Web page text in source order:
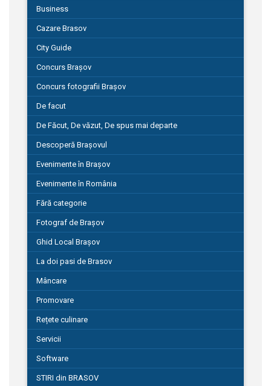
Business
Cazare Brasov
City Guide
Concurs Brașov
Concurs fotografii Brașov
De facut
De Făcut, De văzut, De spus mai departe
Descoperă Brașovul
Evenimente în Brașov
Evenimente în România
Fără categorie
Fotograf de Brașov
Ghid Local Brașov
La doi pasi de Brasov
Mâncare
Promovare
Rețete culinare
Servicii
Software
STIRI din BRASOV